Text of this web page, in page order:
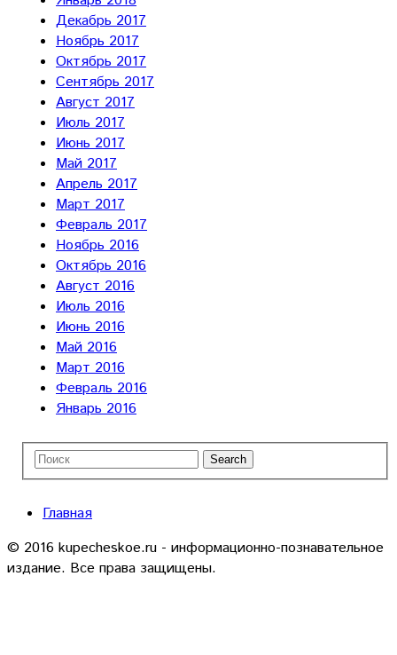
Декабрь 2017
Ноябрь 2017
Октябрь 2017
Сентябрь 2017
Август 2017
Июль 2017
Июнь 2017
Май 2017
Апрель 2017
Март 2017
Февраль 2017
Ноябрь 2016
Октябрь 2016
Август 2016
Июль 2016
Июнь 2016
Май 2016
Март 2016
Февраль 2016
Январь 2016
Главная
© 2016 kupecheskoe.ru - информационно-познавательное
издание. Все права защищены.